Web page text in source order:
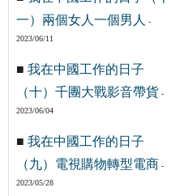
一）兩個女人一個男人
-
2023/06/11
■ 我在中國工作的日子
（十）千團大戰影音帶貨 -
2023/06/04
■ 我在中國工作的日子
（九）電視購物轉型電商 -
2023/05/28